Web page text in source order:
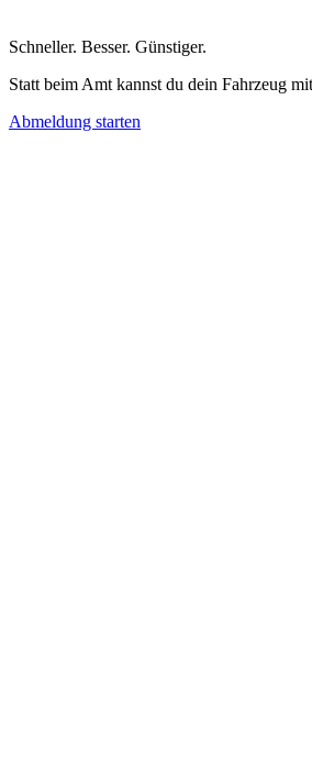
Schneller. Besser. Günstiger.
Statt beim Amt kannst du dein Fahrzeug
Abmeldung starten